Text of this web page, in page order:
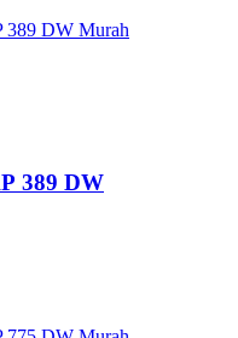
389 DW